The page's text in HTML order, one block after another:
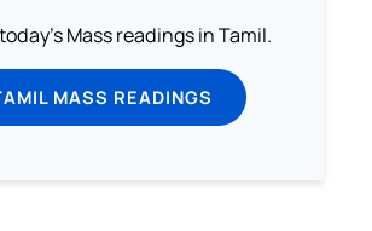
Mass readings in Tamil.
MASS READINGS